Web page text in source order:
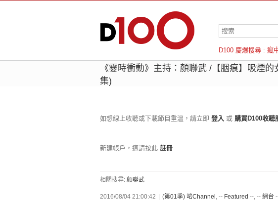
D100 慶爆搜尋 : 瘋
羅倫斯
《霎時衝動》主持：顏聯武 /【胭痕】吸煙
集)
如想線上收聽或下載節目重溫，請立即 登入 或 購買D100收聽
新建帳戶，這請按此 註冊
相關搜尋: 顏聯武
2016/08/04 21:00:42 (第01季) 啱Channel , -- Featured --, -- 網台